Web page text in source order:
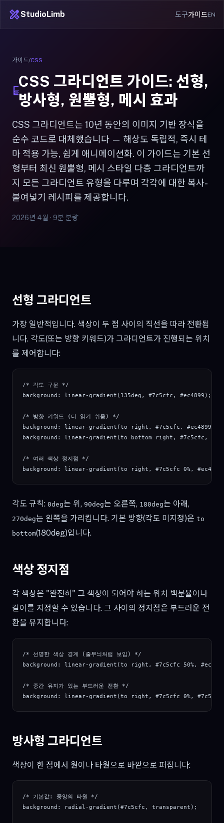
design_servicesStudioLimb 도구가이드EN
가이드/CSS
gradient
CSS 그라디언트 가이드: 선형,
방사형, 원뿔형, 메시 효과
CSS 그라디언트는 10년 동안의 이미지 기반 장식을
순수 코드로 대체했습니다 — 해상도 독립적, 즉시 테
마 적용 가능, 쉽게 애니메이션화. 이 가이드는 기본 선
형부터 최신 원뿔형, 메시 스타일 다층 그라디언트까
지 모든 그라디언트 유형을 다루며 각각에 대한 복사-
붙여넣기 레시피를 제공합니다.
2026년 4월 · 9분 분량
선형 그라디언트
가장 일반적입니다. 색상이 두 점 사이의 직선을 따라 전환됩
니다. 각도(또는 방향 키워드)가 그라디언트가 진행되는 위치
를 제어합니다:
/* 각도 구문 */
background: linear-gradient(135deg, #7c5cfc, #ec4899);
/* 방향 키워드 (더 읽기 쉬움) */
background: linear-gradient(to right, #7c5cfc, #ec4899);
background: linear-gradient(to bottom right, #7c5cfc,
/* 여러 색상 정지점 */
background: linear-gradient(to right, #7c5cfc 0%, #ec4899
각도 규칙: 0deg는 위, 90deg는 오른쪽, 180deg는 아래,
270deg는 왼쪽을 가리킵니다. 기본 방향(각도 미지정)은 to
bottom(180deg)입니다.
색상 정지점
각 색상은 "완전히" 그 색상이 되어야 하는 위치 백분율이나
길이를 지정할 수 있습니다. 그 사이의 정지점은 부드러운 전
환을 유지합니다:
/* 선명한 색상 경계 (줄무늬처럼 보임) */
background: linear-gradient(to right, #7c5cfc 50%,
/* 중간 유지가 있는 부드러운 전환 */
background: linear-gradient(to right, #7c5cfc 0%, #7c5cfc
방사형 그라디언트
색상이 한 점에서 원이나 타원으로 바깥으로 퍼집니다:
/* 기본값: 중앙의 타원 */
background: radial-gradient(#7c5cfc, transparent);